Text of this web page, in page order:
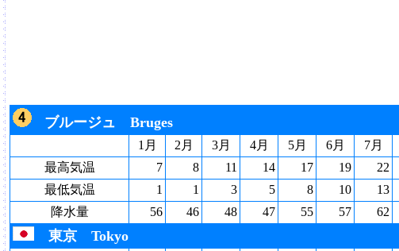
ブルージュ Bruges
1月 2月 3月 4月 5月 6月 7月
最高気温
7 8 11 14 17 19 22
最低気温
1 1 3 5 8 10 13
降水量
56 46 48 47 55 57 62
東京 Tokyo